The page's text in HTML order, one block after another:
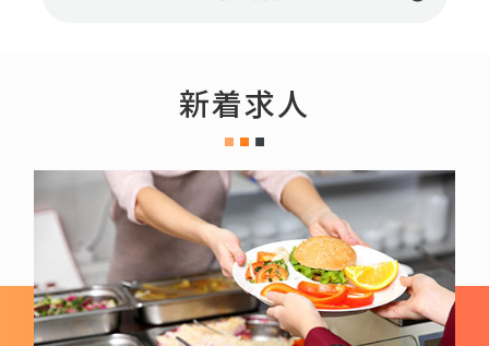
新着求人